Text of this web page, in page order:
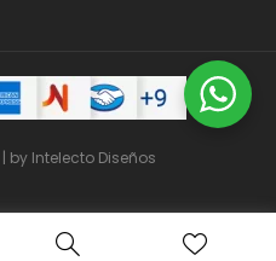
| by Intelecto Diseños